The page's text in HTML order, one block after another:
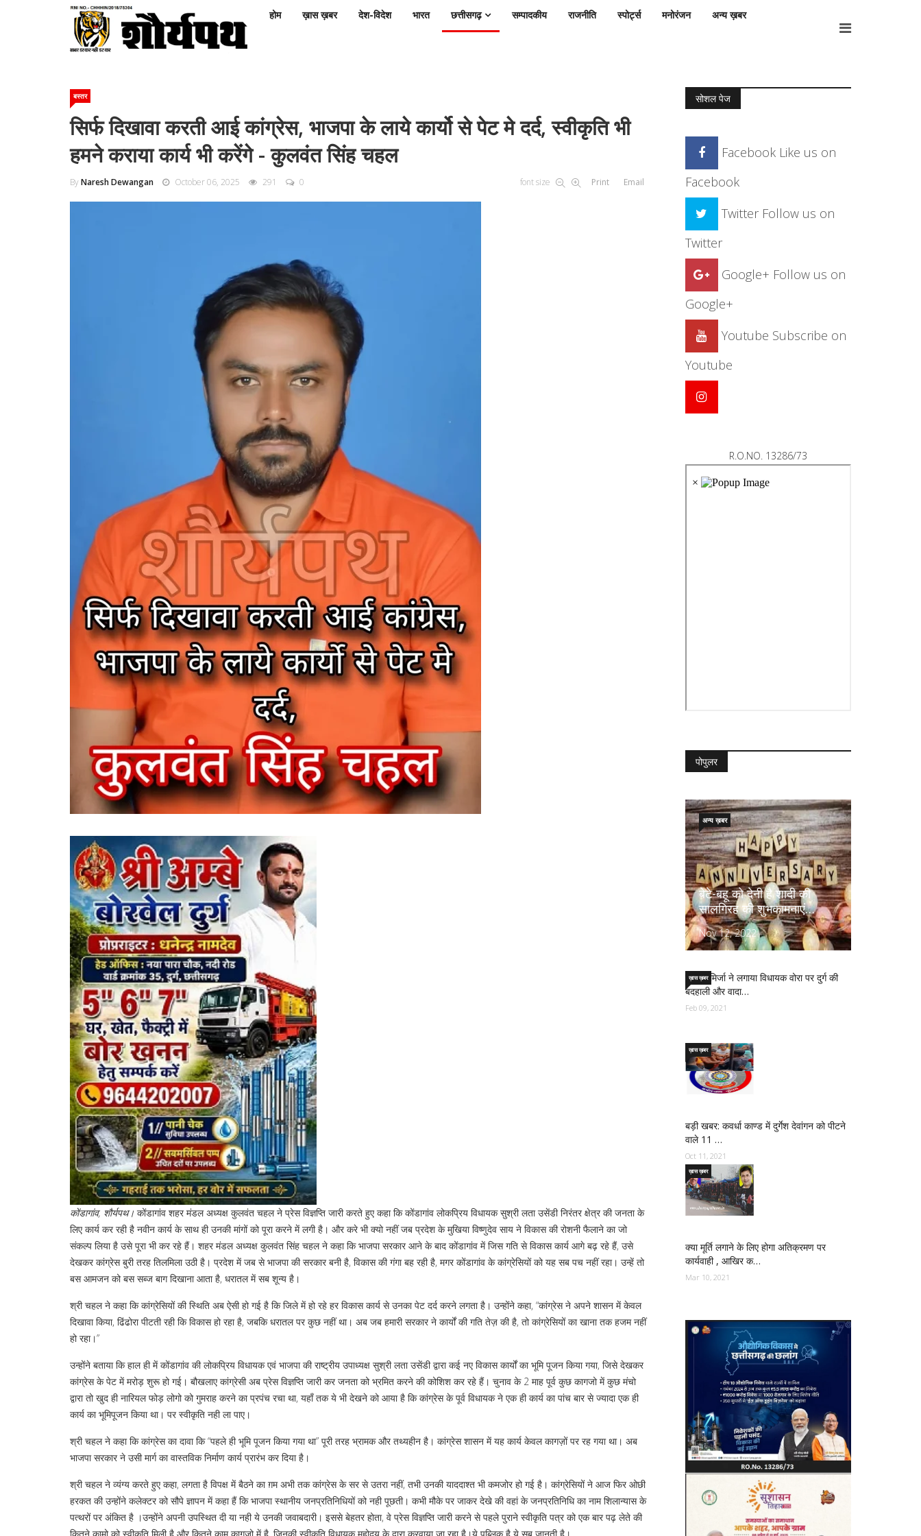
होम ख़ास ख़बर देश-विदेश भारत छत्तीसगढ़ सम्पादकीय राजनीति स्पोर्ट्स मनोरंजन अन्य ख़बर
बस्तर
सिर्फ दिखावा करती आई कांग्रेस, भाजपा के लाये कार्यो से पेट मे दर्द, स्वीकृति भी
हमने कराया कार्य भी करेंगे - कुलवंत सिंह चहल
ByNaresh Dewangan October 06, 2025 291 0 font size Print Email
कोंडागांव, शौर्यपथ। कोंडागांव शहर मंडल अध्यक्ष कुलवंत चहल ने प्रेस विज्ञप्ति जारी करते हुए कहा कि कोंडागांव लोकप्रिय विधायक सुश्री लता उसेंडी निरंतर क्षेत्र की जनता के
लिए कार्य कर रही है नवीन कार्य के साथ ही उनकी मांगों को पूरा करने में लगी है। और करे भी क्यो नहीं जब प्रदेश के मुखिया विष्णुदेव साय ने विकास की रोशनी फैलाने का जो
संकल्प लिया है उसे पूरा भी कर रहे हैं। शहर मंडल अध्यक्ष कुलवंत सिंह चहल ने कहा कि भाजपा सरकार आने के बाद कोंडागांव में जिस गति से विकास कार्य आगे बढ़ रहे हैं, उसे
देखकर कांग्रेस बुरी तरह तिलमिला उठी है। प्रदेश में जब से भाजपा की सरकार बनी है, विकास की गंगा बह रही है, मगर कोंडागांव के कांग्रेसियों को यह सब पच नहीं रहा। उन्हें तो
बस आमजन को बस सब्ज बाग दिखाना आता है, धरातल में सब शून्य है।
श्री चहल ने कहा कि कांग्रेसियों की स्थिति अब ऐसी हो गई है कि जिले में हो रहे हर विकास कार्य से उनका पेट दर्द करने लगता है। उन्होंने कहा, “कांग्रेस ने अपने शासन में केवल
दिखावा किया, ढिंढोरा पीटती रही कि विकास हो रहा है, जबकि धरातल पर कुछ नहीं था। अब जब हमारी सरकार ने कार्यों की गति तेज़ की है, तो कांग्रेसियों का खाना तक हजम नहीं
हो रहा।”
उन्होंने बताया कि हाल ही में कोंडागांव की लोकप्रिय विधायक एवं भाजपा की राष्ट्रीय उपाध्यक्ष सुश्री लता उसेंडी द्वारा कई नए विकास कार्यों का भूमि पूजन किया गया, जिसे देखकर
कांग्रेस के पेट में मरोड़ शुरू हो गई। बौखलाए कांग्रेसी अब प्रेस विज्ञप्ति जारी कर जनता को भ्रमित करने की कोशिश कर रहे हैं। चुनाव के 2 माह पूर्व कुछ कागजो में कुछ मंचो
द्वारा तो खुद ही नारियल फोड़ लोगो को गुमराह करने का प्रपंच रचा था, यहाँ तक ये भी देखने को आया है कि कांग्रेस के पूर्व विधायक ने एक ही कार्य का पांच बार से ज्यादा एक ही
कार्य का भूमिपूजन किया था। पर स्वीकृति नही ला पाए।
श्री चहल ने कहा कि कांग्रेस का दावा कि “पहले ही भूमि पूजन किया गया था” पूरी तरह भ्रामक और तथ्यहीन है। कांग्रेस शासन में यह कार्य केवल कागज़ों पर रह गया था। अब
भाजपा सरकार ने उसी मार्ग का वास्तविक निर्माण कार्य प्रारंभ कर दिया है।
श्री चहल ने व्यंग्य करते हुए कहा, लगता है विपक्ष में बैठने का ग़म अभी तक कांग्रेस के सर से उतरा नहीं, तभी उनकी याददाश्त भी कमजोर हो गई है। कांग्रेसियों ने आज फिर ओछी
हरकत की उन्होंने कलेक्टर को सौपे ज्ञापन में कहा हैं कि भाजपा स्थानीय जनप्रतिनिधियों को नही पूछती। कभी मौके पर जाकर देखे की वहां के जनप्रतिनिधि का नाम शिलान्यास के
पत्थरों पर अंकित है ।उन्होंने अपनी उपस्थित दी या नही ये उनकी जवाबदारी। इससे बेहतर होता, वे प्रेस विज्ञप्ति जारी करने से पहले पुराने स्वीकृति पत्र को एक बार पढ़ लेते की
सोशल पेज
Facebook Like us on
Facebook
Twitter Follow us on
Twitter
Google+ Follow us on
Google+
Youtube Subscribe on
Youtube
R.O.NO. 13286/73
पोपुलर
बेटे-बहू को देनी है शादी की
सालगिरह की शुभकामनाएं…
Nov 12, 2022
अन्य ख़बर
साजिद मिर्जा ने लगाया विधायक वोरा पर दुर्ग की
बदहाली और वादा…
ख़ास ख़बर
Feb 09, 2021
बड़ी खबर: कवर्धा काण्ड में दुर्गेश देवांगन को पीटने
वाले 11 …
ख़ास ख़बर
Oct 11, 2021
क्या मूर्ति लगाने के लिए होगा अतिक्रमण पर
कार्यवाही , आखिर क…
ख़ास ख़बर
Mar 10, 2021